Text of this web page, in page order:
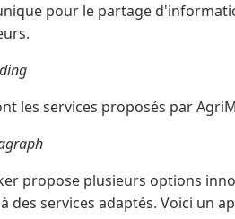
pour le partage
les services proposés par
propose plusieurs options
des services adaptés. Voici un